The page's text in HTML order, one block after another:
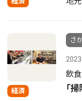
経済
さ
飲
｢掃